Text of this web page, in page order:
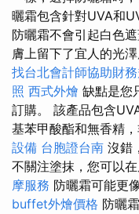
曬霜包含針對UVA和
防曬霜不會引起白色
膚上留下了宜人的光澤
找台北會計師協助財
照 西式外燴 缺點是您
訂購。 該產品包含
基苯甲酸酯和無香精
設備 台胞證台南 沒錯
不關注塗抹，您可以
摩服務 防曬霜可能更
buffet外燴價格 防曬